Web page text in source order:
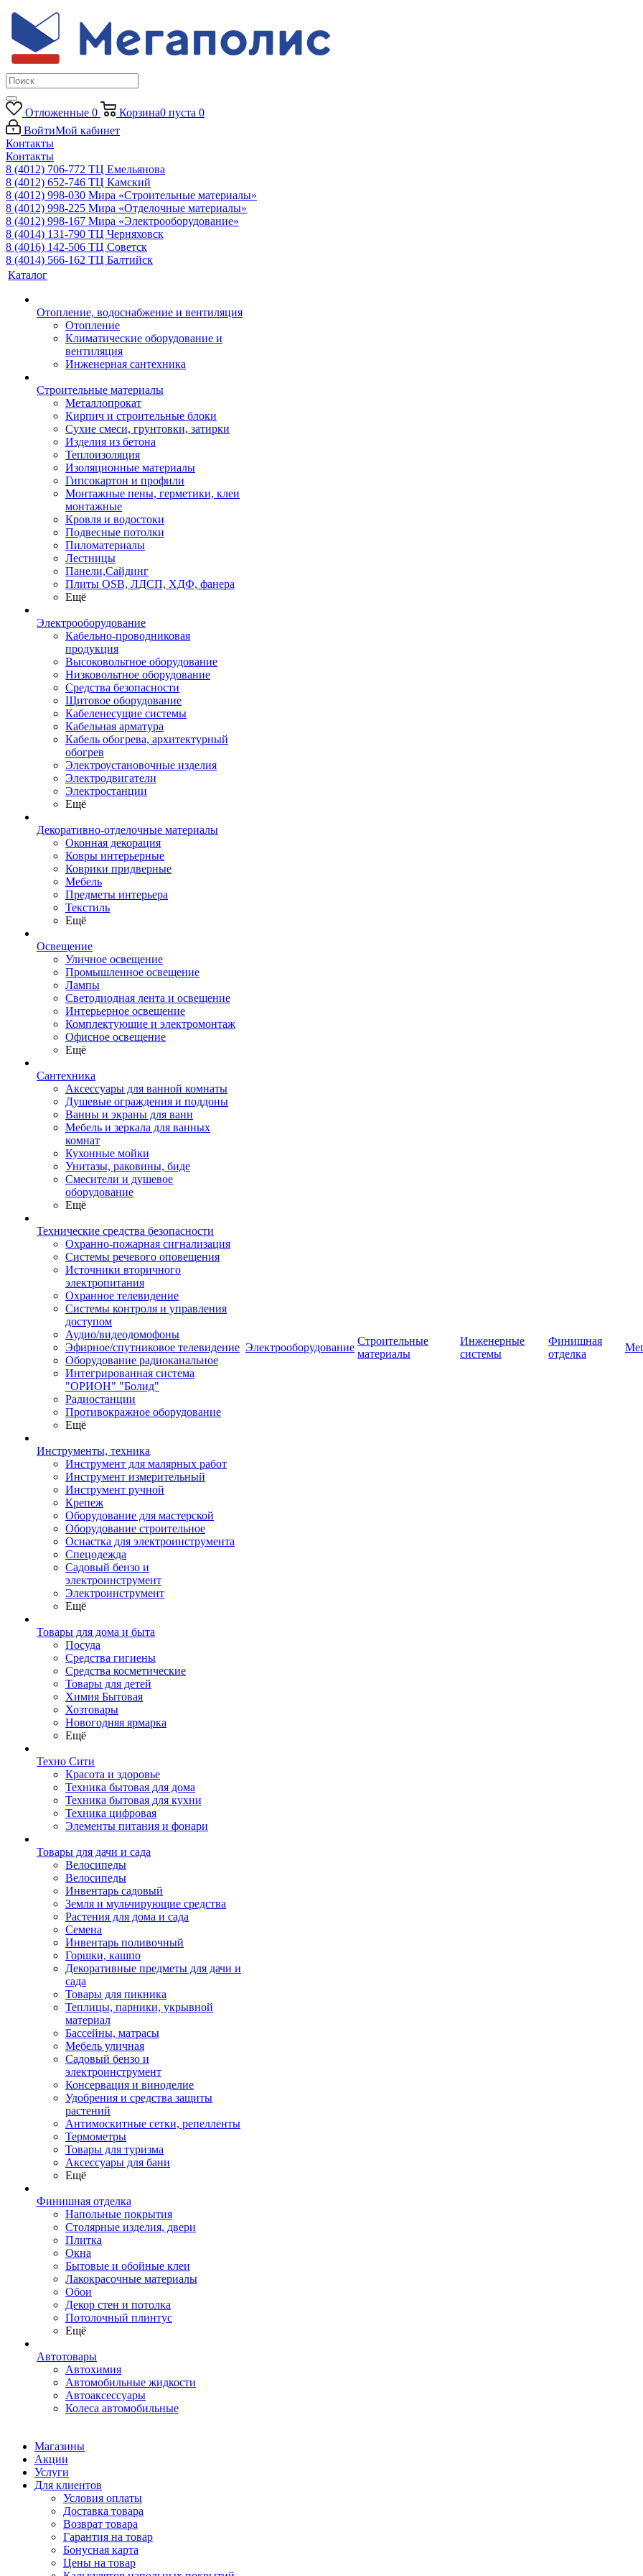
Отложенные 0 Корзина0 пуста 0
ВойтиМой кабинет
Контакты
Контакты
8 (4012) 706-772 ТЦ Емельянова
8 (4012) 652-746 ТЦ Камский
8 (4012) 998-030 Мира «Строительные материалы»
8 (4012) 998-225 Мира «Отделочные материалы»
8 (4012) 998-167 Мира «Электрооборудование»
8 (4014) 131-790 ТЦ Черняховск
8 (4016) 142-506 ТЦ Советск
8 (4014) 566-162 ТЦ Балтийск
Каталог
Отопление, водоснабжение и вентиляция
Отопление
Климатические оборудование и
вентиляция
Инженерная сантехника
Строительные материалы
Металлопрокат
Кирпич и строительные блоки
Сухие смеси, грунтовки, затирки
Изделия из бетона
Теплоизоляция
Изоляционные материалы
Гипсокартон и профили
Монтажные пены, герметики, клеи
монтажные
Кровля и водостоки
Подвесные потолки
Пиломатериалы
Лестницы
Панели,Сайдинг
Плиты OSB, ЛДСП, ХДФ, фанера
Ещё
Электрооборудование
Кабельно-проводниковая
продукция
Высоковольтное оборудование
Низковольтное оборудование
Средства безопасности
Щитовое оборудование
Кабеленесущие системы
Кабельная арматура
Кабель обогрева, архитектурный
обогрев
Электроустановочные изделия
Электродвигатели
Электростанции
Ещё
Декоративно-отделочные материалы
Оконная декорация
Ковры интерьерные
Коврики придверные
Мебель
Предметы интерьера
Текстиль
Ещё
Освещение
Уличное освещение
Промышленное освещение
Лампы
Светодиодная лента и освещение
Интерьерное освещение
Комплектующие и электромонтаж
Офисное освещение
Ещё
Сантехника
Аксессуары для ванной комнаты
Душевые ограждения и поддоны
Ванны и экраны для ванн
Мебель и зеркала для ванных
комнат
Кухонные мойки
Унитазы, раковины, биде
Смесители и душевое
оборудование
Ещё
Технические средства безопасности
Охранно-пожарная сигнализация
Системы речевого оповещения
Источники вторичного
электропитания
Охранное телевидение
Системы контроля и управления
доступом
Аудио/видеодомофоны
Эфирное/спутниковое телевидение
Оборудование радиоканальное
Интегрированная система
"ОРИОН" "Болид"
Радиостанции
Противокражное оборудование
Ещё
Инструменты, техника
Инструмент для малярных работ
Инструмент измерительный
Инструмент ручной
Крепеж
Оборудование для мастерской
Оборудование строительное
Оснастка для электроинструмента
Спецодежда
Садовый бензо и
электроинструмент
Электроинструмент
Ещё
Товары для дома и быта
Посуда
Средства гигиены
Средства косметические
Товары для детей
Химия Бытовая
Хозтовары
Новогодняя ярмарка
Ещё
Техно Сити
Красота и здоровье
Техника бытовая для дома
Техника бытовая для кухни
Техника цифровая
Элементы питания и фонари
Товары для дачи и сада
Велосипеды
Велосипеды
Инвентарь садовый
Земля и мульчирующие средства
Растения для дома и сада
Семена
Инвентарь поливочный
Горшки, кашпо
Декоративные предметы для дачи и
сада
Товары для пикника
Теплицы, парники, укрывной
материал
Бассейны, матрасы
Мебель уличная
Садовый бензо и
электроинструмент
Консервация и виноделие
Удобрения и средства защиты
растений
Антимоскитные сетки, репелленты
Термометры
Товары для туризма
Аксессуары для бани
Ещё
Финишная отделка
Напольные покрытия
Столярные изделия, двери
Плитка
Окна
Бытовые и обойные клеи
Лакокрасочные материалы
Обои
Декор стен и потолка
Потолочный плинтус
Ещё
Автотовары
Автохимия
Автомобильные жидкости
Автоаксессуары
Колеса автомобильные
Электрооборудование
Строительные
материалы
Инженерные
системы
Финишная
отделка
Магазины
Акции
Услуги
Для клиентов
Условия оплаты
Доставка товара
Возврат товара
Гарантия на товар
Бонусная карта
Цены на товар